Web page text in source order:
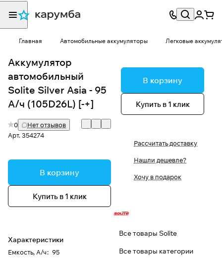
Главная Автомобильные аккумуляторы Легковые
Аккумулятор
автомобильный
Solite Silver Asia - 95
А/ч (105D26L) [-+]
0
Нет отзывов
Арт.354274
В корзину
Купить в 1 клик
Характеристики
Емкость, А/ч: 95
В корзину
Купить в 1 клик
Рассчитать доставку
Нашли дешевле?
Хочу в подарок
Все товары Solite
Все товары категории